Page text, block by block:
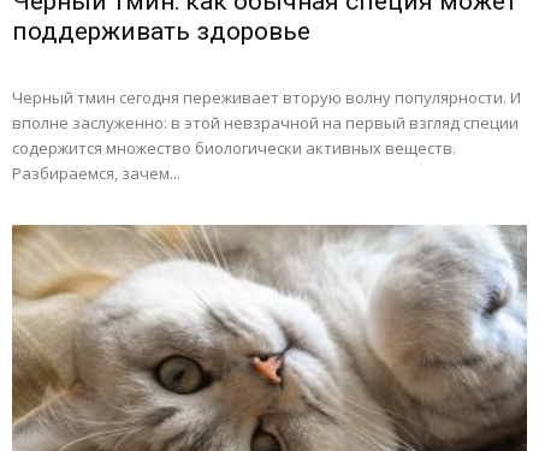
поддерживать здоровье
Черный тмин сегодня переживает вторую волну популярности. И
вполне заслуженно: в этой невзрачной на первый взгляд специи
содержится множество биологически активных веществ.
Разбираемся, зачем...